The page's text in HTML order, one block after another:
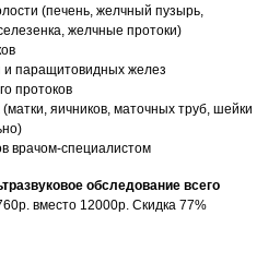
(печень, желчный пузырь,
желчные протоки)
паращитовидных желез
протоков
яичников, маточных труб, шейки
врачом-специалистом
обследование всего
вместо 12000р. Скидка 77%